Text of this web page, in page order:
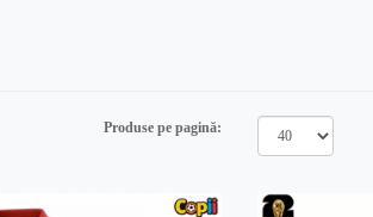
Produse pe pagină: